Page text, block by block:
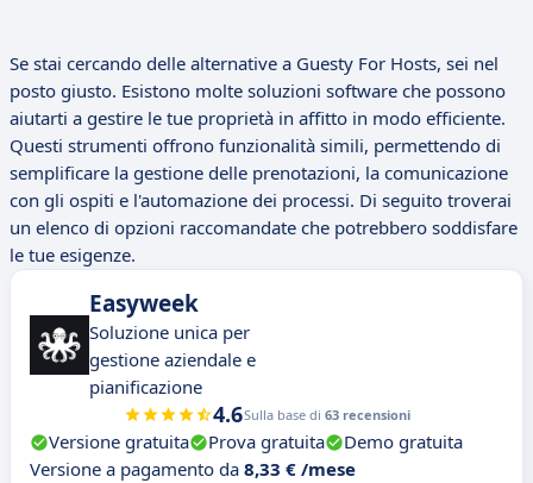
Se stai cercando delle alternative a Guesty For Hosts, sei nel
posto giusto. Esistono molte soluzioni software che possono
aiutarti a gestire le tue proprietà in affitto in modo efficiente.
Questi strumenti offrono funzionalità simili, permettendo di
semplificare la gestione delle prenotazioni, la comunicazione
con gli ospiti e l'automazione dei processi. Di seguito troverai
un elenco di opzioni raccomandate che potrebbero soddisfare
le tue esigenze.
Easyweek
Soluzione unica per
gestione aziendale e
pianificazione
4.6Sulla base di 63 recensioni
Versione gratuita Prova gratuita
Demo gratuita
Versione a pagamento da 8,33 € /mese